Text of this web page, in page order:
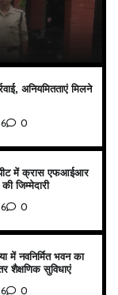
अनियमितताएं मिलने
0
में क्रास एफआईआर
जिम्मेदारी
0
में नवनिर्मित भवन का
शैक्षणिक सुविधाएं
0